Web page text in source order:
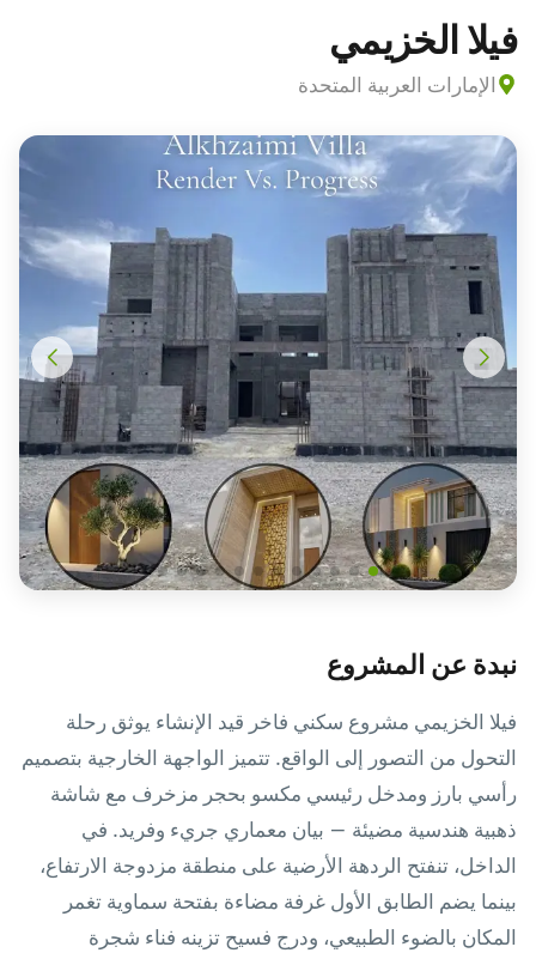
فيلا الخزيمي
الإمارات العربية المتحدة
نبدة عن المشروع
فيلا الخزيمي مشروع سكني فاخر قيد الإنشاء يوثق رحلة
التحول من التصور إلى الواقع. تتميز الواجهة الخارجية بتصميم
رأسي بارز ومدخل رئيسي مكسو بحجر مزخرف مع شاشة
ذهبية هندسية مضيئة — بيان معماري جريء وفريد. في
الداخل، تنفتح الردهة الأرضية على منطقة مزدوجة الارتفاع،
بينما يضم الطابق الأول غرفة مضاءة بفتحة سماوية تغمر
المكان بالضوء الطبيعي، ودرج فسيح تزينه فناء شجرة